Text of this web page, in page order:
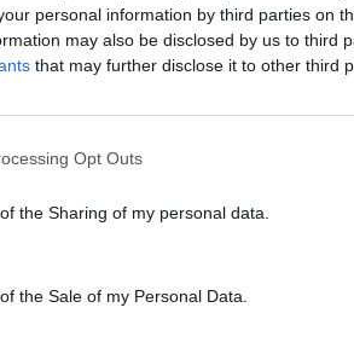
personal information by third parties on
may also be disclosed by us to third
that may further disclose it to other third
Opt Outs
the Sharing of my personal data.
the Sale of my Personal Data.